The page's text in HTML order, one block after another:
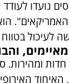
נועדו
לעיכול
חדות